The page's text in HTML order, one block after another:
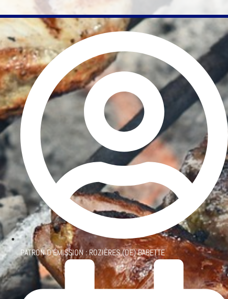
PATRON D'ÉMISSION :ROZIÈRES (DE) BABETTE